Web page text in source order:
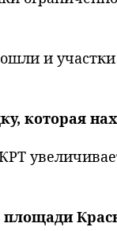
и
которая
площади